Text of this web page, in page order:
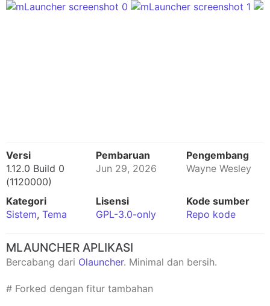
Versi
1.12.0 Build 0
(1120000)
Pembaruan
Jun 29, 2026
Pengembang
Wayne Wesley
Kategori
Sistem, Tema
Lisensi
GPL-3.0-only
Kode sumber
Repo kode
MLAUNCHER APLIKASI
Bercabang dari Olauncher. Minimal dan bersih.
# Forked dengan fitur tambahan